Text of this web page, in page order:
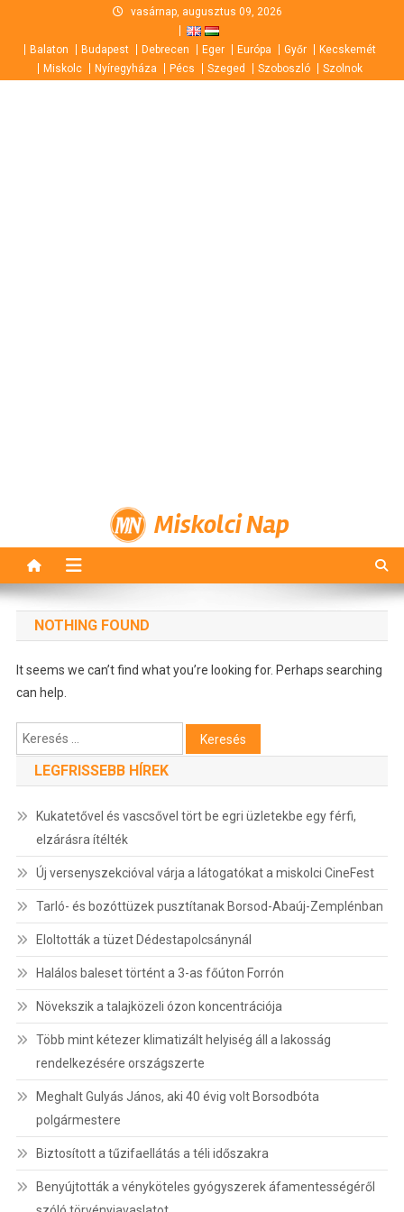
content
vasárnap, augusztus 09, 2026
Balaton Budapest Debrecen Eger Európa Győr
Kecskemét
Miskolc
Nyíregyháza Pécs Szeged Szoboszló Szolnok
Miskolci Nap
NOTHING FOUND
It seems we can’t find what you’re looking for. Perhaps searching
can help.
Keresés:
LEGFRISSEBB HÍREK
Kukatetővel és vascsővel tört be egri üzletekbe egy férfi,
elzárásra ítélték
Új versenyszekcióval várja a látogatókat a miskolci CineFest
Tarló- és bozóttüzek pusztítanak Borsod-Abaúj-Zemplénban
Eloltották a tüzet Dédestapolcsánynál
Halálos baleset történt a 3-as főúton Forrón
Növekszik a talajközeli ózon koncentrációja
Több mint kétezer klimatizált helyiség áll a lakosság
rendelkezésére országszerte
Meghalt Gulyás János, aki 40 évig volt Borsodbóta
polgármestere
Biztosított a tűzifaellátás a téli időszakra
Benyújtották a vényköteles gyógyszerek áfamentességéről